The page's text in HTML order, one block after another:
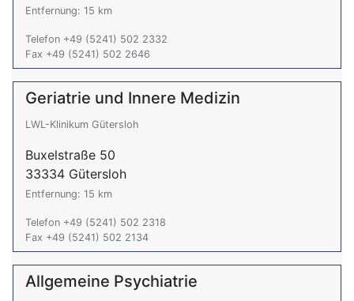
Entfernung: 15 km
Telefon +49 (5241) 502 2332
Fax +49 (5241) 502 2646
Geriatrie und Innere Medizin
LWL-Klinikum Gütersloh
Buxelstraße 50
33334 Gütersloh
Entfernung: 15 km
Telefon +49 (5241) 502 2318
Fax +49 (5241) 502 2134
Allgemeine Psychiatrie